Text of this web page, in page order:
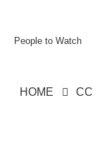
People to Watch
HOME CC